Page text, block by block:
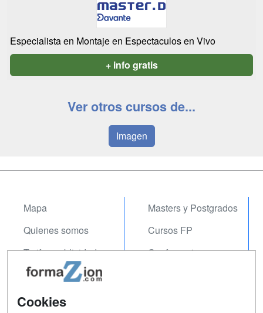
Especialista en Montaje en Espectaculos en Vivo
+ info gratis
Ver otros cursos de...
Imagen
Mapa
Quienes somos
Tarifas publicidad
Acceso Usuarios
Acceso Centros
Masters y Postgrados
Cursos FP
Conferencias
Cookies